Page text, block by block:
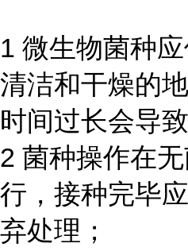
1 微生物菌种应
清洁和干燥的
时间过长会导
2 菌种操作在
行，接种完毕
弃处理；